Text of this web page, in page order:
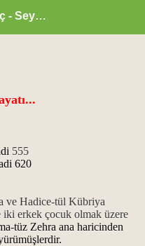
Alevilikte Inanç - Seyyid Hakkı
555
620
ve Hadice-tül Kübriya
iki erkek çocuk olmak üzere
tüz Zehra ana haricinden